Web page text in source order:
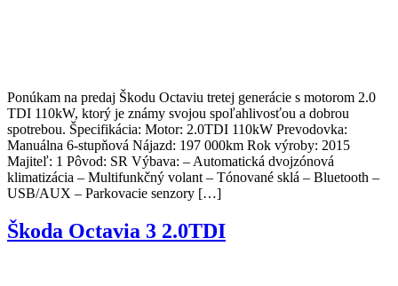
Ponúkam na predaj Škodu Octaviu tretej generácie s motorom 2.0
TDI 110kW, ktorý je známy svojou spoľahlivosťou a dobrou
spotrebou. Špecifikácia: Motor: 2.0TDI 110kW Prevodovka:
Manuálna 6-stupňová Nájazd: 197 000km Rok výroby: 2015
Majiteľ: 1 Pôvod: SR Výbava: – Automatická dvojzónová
klimatizácia – Multifunkčný volant – Tónované sklá – Bluetooth –
USB/AUX – Parkovacie senzory […]
Škoda Octavia 3 2.0TDI